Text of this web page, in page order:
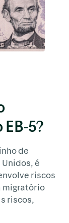
5?
de
é
riscos
migratório
riscos,